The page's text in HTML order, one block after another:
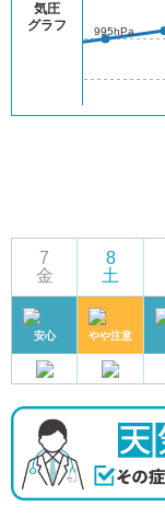
気圧
グラフ
995hPa
7
金
安心
8
土
やや注意